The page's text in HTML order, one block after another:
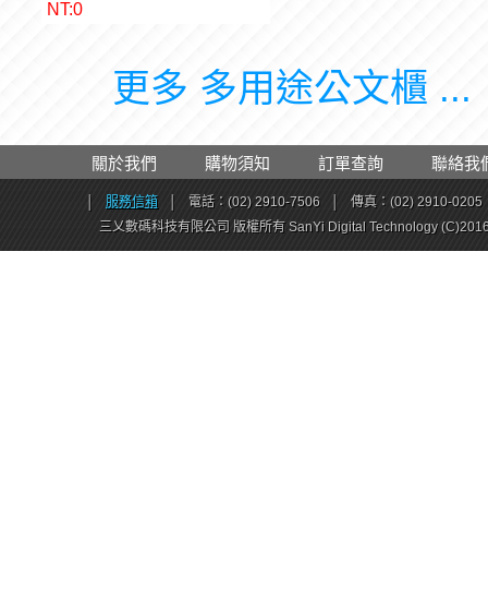
NT:0
更多 多用途公文櫃 ...
關於我們 購物須知 訂單查詢 聯絡我
服務信箱 電話：(02) 2910-7506
傳真：(02) 2910-0205
三乂數碼科技有限公司 版權所有 SanYi Digital Technology